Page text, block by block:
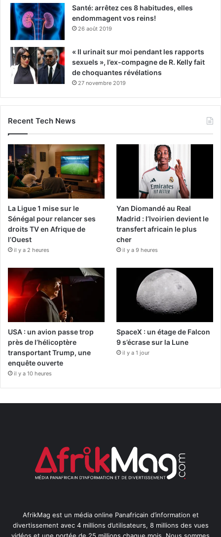
Santé: arrêtez ces 8 habitudes, elles
endommagent vos reins!
26 août 2019
« Il urinait sur moi pendant les rapports
sexuels », l’ex-compagne de R. Kelly fait
de choquantes révélations
27 novembre 2019
Recent Tech News
La Ligue 1 mise sur le
Sénégal pour relancer ses
droits TV en Afrique de
l’Ouest
il y a 2 heures
Yan Diomandé au Real
Madrid : l’Ivoirien devient le
transfert africain le plus
cher
il y a 9 heures
USA : un avion passe trop
près de l’hélicoptère
transportant Trump, une
enquête ouverte
il y a 10 heures
SpaceX : un étage de Falcon
9 s’écrase sur la Lune
il y a 1 jour
AfrikMag est un média online Panafricain d’information et
divertissement avec 4 millions d’utilisateurs, 8 millions des vues